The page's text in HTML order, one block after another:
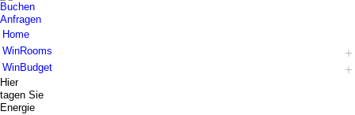
Buchen
Anfragen
Home
WinRooms
Hotel
Frühstück
WinBudget
Zimmer Wiener Neustadt
Hier
tagen Sie
Energie